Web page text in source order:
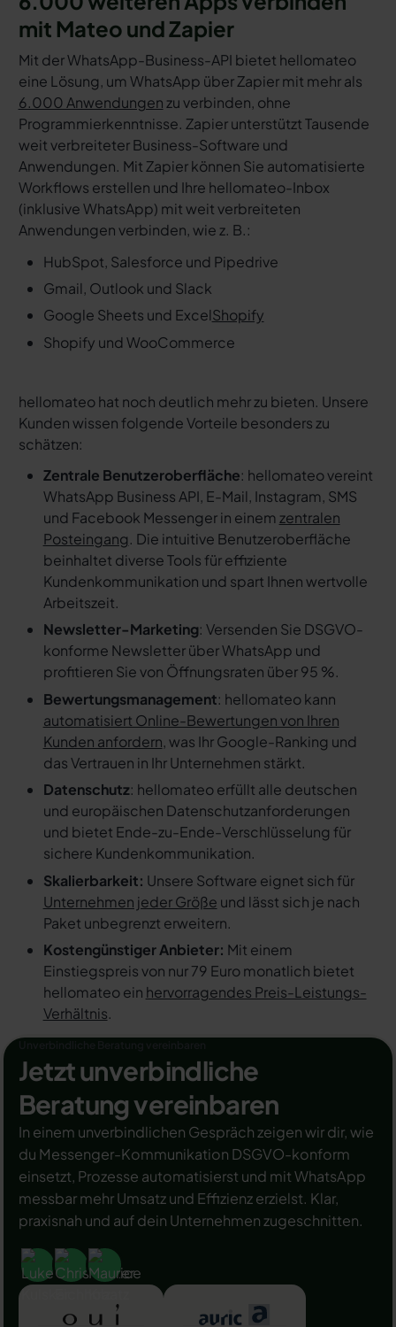
mit Mateo und Zapier
Mit der WhatsApp-Business-API bietet hellomateo
eine Lösung, um WhatsApp über Zapier mit mehr als
6.000 Anwendungenzu verbinden, ohne
Programmierkenntnisse. Zapier unterstützt Tausende
weit verbreiteter Business-Software und
Anwendungen. Mit Zapier können Sie automatisierte
Workflows erstellen und Ihre hellomateo-Inbox
(inklusive WhatsApp) mit weit verbreiteten
Anwendungen verbinden, wie z. B.:
HubSpot, Salesforce und Pipedrive
Gmail, Outlook und Slack
Google Sheets und ExcelShopify
Shopify und WooCommerce
hellomateo hat noch deutlich mehr zu bieten. Unsere
Kunden wissen folgende Vorteile besonders zu
schätzen:
Zentrale Benutzeroberfläche: hellomateo vereint
WhatsApp Business API, E-Mail, Instagram, SMS
und Facebook Messenger in einem zentralen
Posteingang. Die intuitive Benutzeroberfläche
beinhaltet diverse Tools für effiziente
Kundenkommunikation und spart Ihnen wertvolle
Arbeitszeit.
Newsletter-Marketing: Versenden Sie DSGVO-
konforme Newsletter über WhatsApp und
profitieren Sie von Öffnungsraten über 95 %.
Bewertungsmanagement: hellomateo kann
automatisiert Online-Bewertungen von Ihren
Kunden anfordern, was Ihr Google-Ranking und
das Vertrauen in Ihr Unternehmen stärkt.
Datenschutz: hellomateo erfüllt alle deutschen
und europäischen Datenschutzanforderungen
und bietet Ende-zu-Ende-Verschlüsselung für
sichere Kundenkommunikation.
Skalierbarkeit: Unsere Software eignet sich für
Unternehmen jeder Größe und lässt sich je nach
Paket unbegrenzt erweitern.
Kostengünstiger Anbieter: Mit einem
Einstiegspreis von nur 79 Euro monatlich bietet
hellomateo ein hervorragendes Preis-Leistungs-
Verhältnis.
Jetzt unverbindliche
Beratung vereinbaren
In einem unverbindlichen Gespräch zeigen wir dir, wie
du Messenger-Kommunikation DSGVO-konform
einsetzt, Prozesse automatisierst und mit WhatsApp
messbar mehr Umsatz und Effizienz erzielst. Klar,
praxisnah und auf dein Unternehmen zugeschnitten.